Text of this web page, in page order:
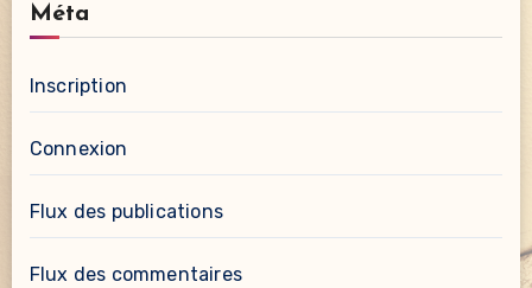
Méta
Inscription
Connexion
Flux des publications
Flux des commentaires